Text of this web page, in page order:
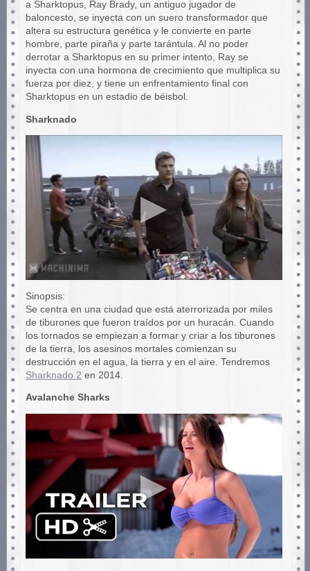
a Sharktopus, Ray Brady, un antiguo jugador de
baloncesto, se inyecta con un suero transformador que
altera su estructura genética y le convierte en parte
hombre, parte piraña y parte tarántula. Al no poder
derrotar a Sharktopus en su primer intento, Ray se
inyecta con una hormona de crecimiento que multiplica su
fuerza por diez, y tiene un enfrentamiento final con
Sharktopus en un estadio de béisbol.
Sharknado
Sinopsis:
Se centra en una ciudad que está aterrorizada por miles
de tiburones que fueron traídos por un huracán. Cuando
los tornados se empiezan a formar y criar a los tiburones
de la tierra, los asesinos mortales comienzan su
destrucción en el agua, la tierra y en el aire. Tendremos
Sharknado 2 en 2014.
Avalanche Sharks